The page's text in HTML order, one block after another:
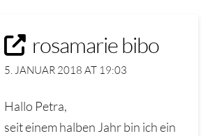
rosamarie bibo
5. JANUAR 2018 AT 19:03
Hallo Petra,
seit einem halben Jahr bin ich ein